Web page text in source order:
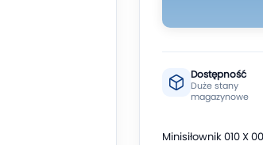
Dostępność
Duże stany
magazynowe
Minisiłownik 010 X